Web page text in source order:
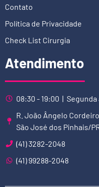
Contato
Política de Privacidade
Check List Cirurgia
Atendimento
08:30 - 19:00 |
R. João Ângelo
São José dos Pinhais/
(41) 3282-2048
(41) 99288-2048